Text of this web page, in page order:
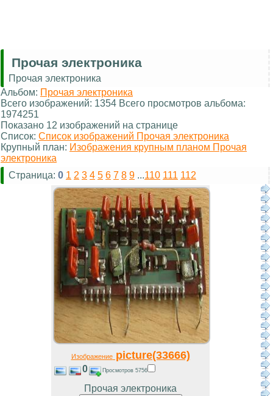
Прочая электроника
Прочая электроника
Альбом: Прочая электроника
Всего изображений: 1354 Всего просмотров альбома:
1974251
Показано 12 изображений на странице
Список: Список изображений Прочая электроника
Крупный план: Изображения крупным планом Прочая
электроника
Страница: 0 1 2 3 4 5 6 7 8 9 ...110 111 112
Изображениеpicture(33666)
0 Просмотров 5756
Прочая электроника